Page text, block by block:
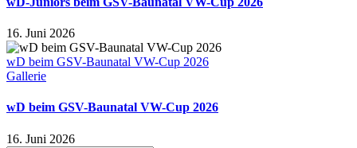
16. Juni 2026
wD beim GSV-Baunatal VW-Cup 2026
Gallerie
wD beim GSV-Baunatal VW-Cup 2026
16. Juni 2026